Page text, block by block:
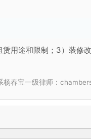
用途和限制；3）装修
杨春宝一级律师：